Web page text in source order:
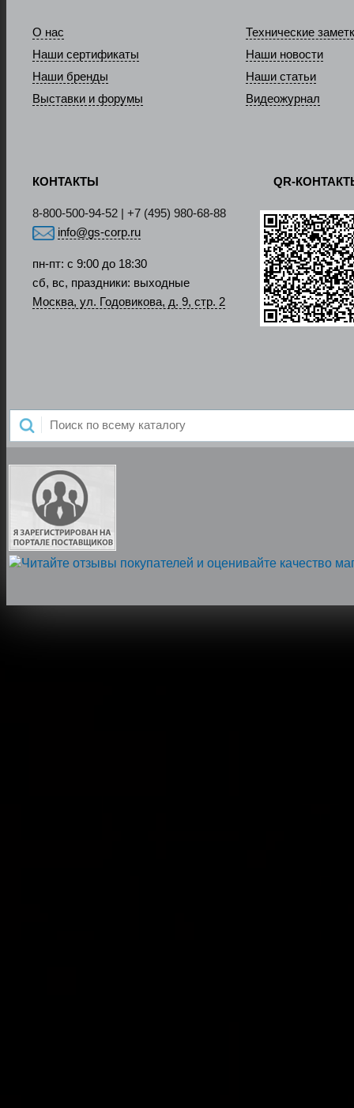
О нас
Наши сертификаты
Наши бренды
Выставки и форумы
Технические
Наши новости
Наши статьи
Видеожурнал
КОНТАКТЫ
8-800-500-94-52 | +7 (495) 980-68-88
info@gs-corp.ru
пн-пт: с 9:00 до 18:30
сб, вс, праздники: выходные
Москва, ул. Годовикова, д. 9, стр. 2
QR-